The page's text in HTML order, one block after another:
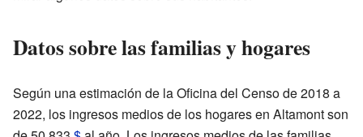
Datos sobre las familias y hogares
Según una estimación de la Oficina del Censo de 2018 a
2022, los ingresos medios de los hogares en Altamont son